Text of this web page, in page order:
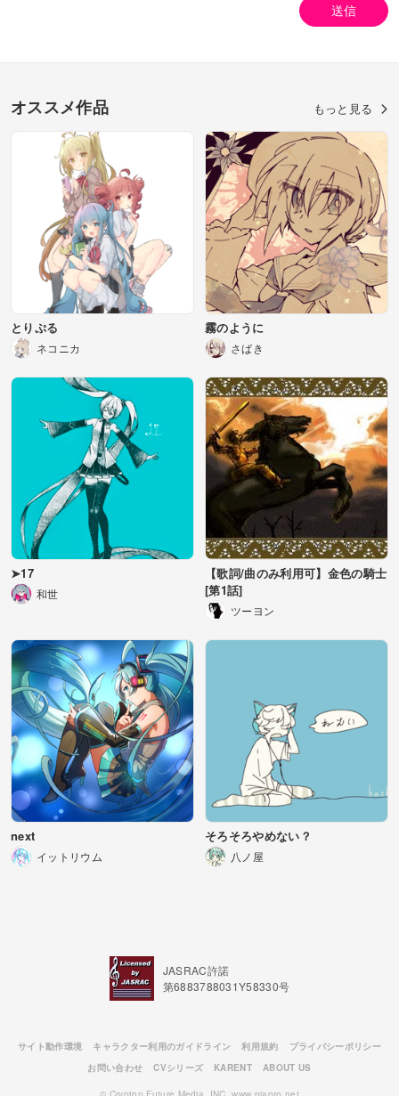
送信
オススメ作品 もっと見る
とりぷる
ネコニカ
霧のように
さばき
➤17
和世
【歌詞/曲のみ利用可】金色の騎士
[第1話]
ツーヨン
next
イットリウム
そろそろやめない？
八ノ屋
JASRAC許諾
第6883788031Y58330号
サイト動作環境 キャラクター利用のガイドライン 利用規約
プライバシーポリシー
お問い合わせ
CVシリーズ KARENT ABOUT US